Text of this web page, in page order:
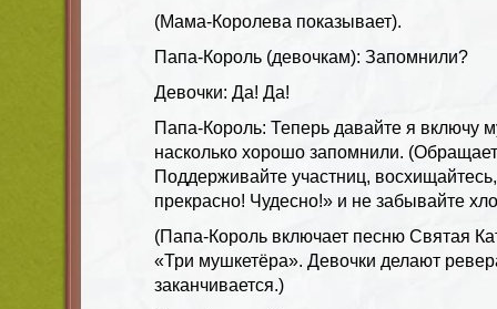
(Мама-Королева показывает).
Папа-Король (девочкам): Запомнили?
Девочки: Да! Да!
Папа-Король: Теперь давайте я включу
насколько хорошо запомнили.
Поддерживайте участниц,
прекрасно! Чудесно!» и не забывайте
(Папа-Король включает песню Святая
«Три мушкетёра». Девочки делают
заканчивается.)